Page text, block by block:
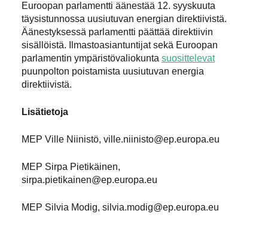
Euroopan parlamentti äänestää 12. syyskuuta
täysistunnossa uusiutuvan energian direktiivistä.
Äänestyksessä parlamentti päättää direktiivin
sisällöistä. Ilmastoasiantuntijat sekä Euroopan
parlamentin ympäristövaliokunta suosittelevat
puunpolton poistamista uusiutuvan energia
direktiivistä.
Lisätietoja
MEP Ville Niinistö, ville.niinisto@ep.europa.eu
MEP Sirpa Pietikäinen,
sirpa.pietikainen@ep.europa.eu
MEP Silvia Modig, silvia.modig@ep.europa.eu